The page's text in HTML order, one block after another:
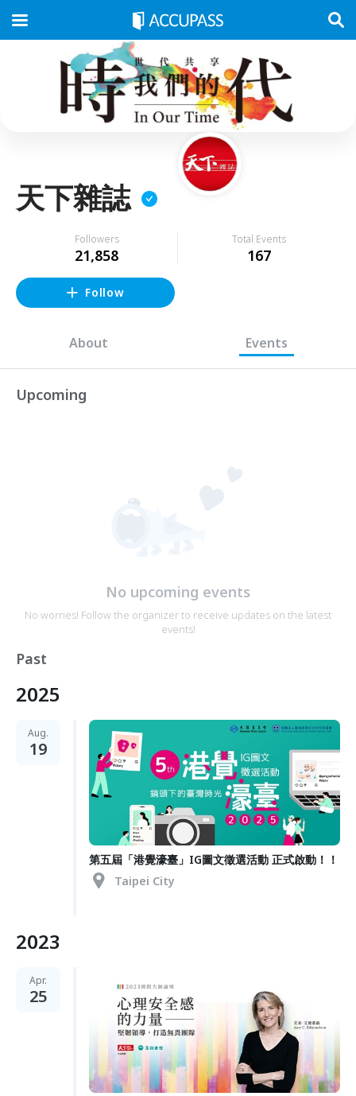
天下雜誌
Followers
21,858
Total Events
167
Follow
About Events
Upcoming
No upcoming events
No worries! Follow the organizer to receive updates on the latest
events!
Past
2025
Aug.
19
第五屆「港覺濠臺」IG圖文徵選活動 正式啟動！！
Taipei City
2023
Apr.
25